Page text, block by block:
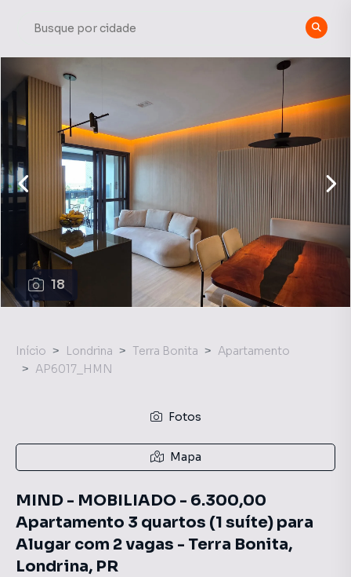
18
Início Londrina Terra Bonita
Apartamento
AP6017_HMN
Fotos
Mapa
MIND - MOBILIADO - 6.300,00
Apartamento 3 quartos (1 suíte) para
Alugar com 2 vagas - Terra Bonita,
Londrina, PR